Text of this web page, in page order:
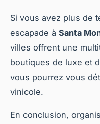
Si vous avez plus de
escapade à Santa
villes offrent une
boutiques de luxe et
vous pourrez vous
vinicole.
En conclusion,